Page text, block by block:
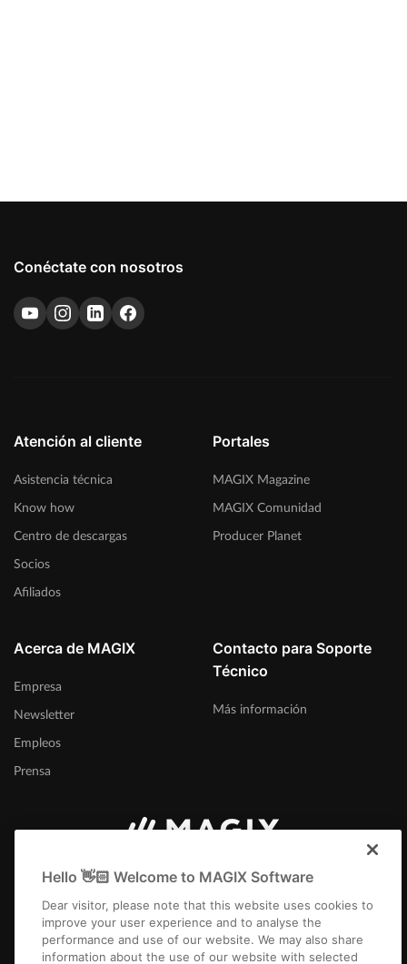
Conéctate con nosotros
Atención al cliente
Asistencia técnica
Know how
Centro de descargas
Socios
Afiliados
Portales
MAGIX Magazine
MAGIX Comunidad
Producer Planet
Acerca de MAGIX
Empresa
Newsletter
Empleos
Prensa
Contacto para Soporte
Técnico
Más información
México
Hello 👋🏻 Welcome to MAGIX Software
Dear visitor, please note that this website uses cookies to
improve your user experience and to analyse the
performance and use of our website. We may also share
information about the use of our website with selected